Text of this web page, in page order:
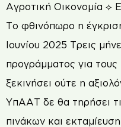
Αγροτική Οικονομία ⟡
Το φθινόπωρο η
Ιουνίου 2025 Τρεις
προγράμματος για
ξεκινήσει ούτε η
ΥπΑΑΤ δε θα τηρήσει
πινάκων και